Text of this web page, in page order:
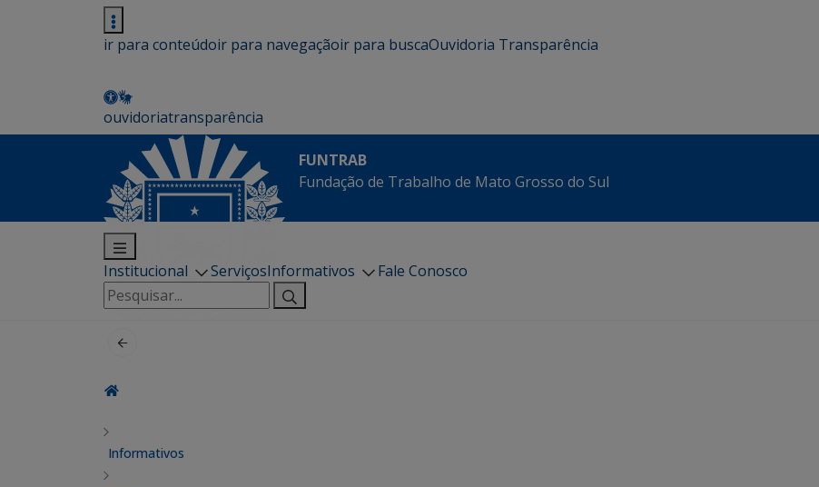
ir para conteúdoir para navegaçãoir para buscaOuvidoria Transparência
ouvidoriatransparência
FUNTRAB
Fundação de Trabalho de Mato Grosso do Sul
Institucional ServiçosInformativos
Fale Conosco
Pesquisar
por:
Informativos